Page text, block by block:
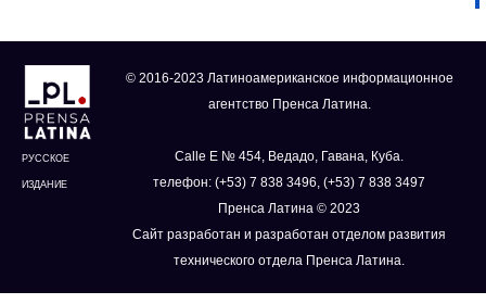
РУССКОЕ
ИЗДАНИЕ
© 2016-2023 Латиноамериканское информационное
агентство Пренса Латина.
Calle E № 454, Ведадо, Гавана, Куба.
телефон: (+53) 7 838 3496, (+53) 7 838 3497
Пренса Латина © 2023
Сайт разработан и разработан отделом развития
технического отдела Пренса Латина.